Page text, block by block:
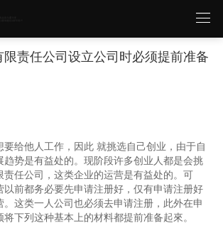
责任公司设立公司时必须提前准备
给他人工作，因此 就挑选自己创业，由于自
趋势是有益处的。现阶段许多创业人都是会挑
责任公司，这类企业的运营是有益处的。可
以前都务必要先申请注册好，仅有申请注册好
。这类一人公司也必须去申请注册，此外在申
下列这种基本上的材料都提前准备起來。